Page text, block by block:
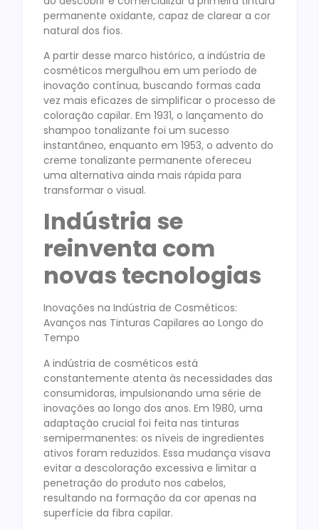
permanente oxidante, capaz de clarear a cor
natural dos fios.
A partir desse marco histórico, a indústria de
cosméticos mergulhou em um período de
inovação contínua, buscando formas cada
vez mais eficazes de simplificar o processo de
coloração capilar. Em 1931, o lançamento do
shampoo tonalizante foi um sucesso
instantâneo, enquanto em 1953, o advento do
creme tonalizante permanente ofereceu
uma alternativa ainda mais rápida para
transformar o visual.
Indústria se
reinventa com
novas tecnologias
Inovações na Indústria de Cosméticos:
Avanços nas Tinturas Capilares ao Longo do
Tempo
A indústria de cosméticos está
constantemente atenta às necessidades das
consumidoras, impulsionando uma série de
inovações ao longo dos anos. Em 1980, uma
adaptação crucial foi feita nas tinturas
semipermanentes: os níveis de ingredientes
ativos foram reduzidos. Essa mudança visava
evitar a descoloração excessiva e limitar a
penetração do produto nos cabelos,
resultando na formação da cor apenas na
superfície da fibra capilar.